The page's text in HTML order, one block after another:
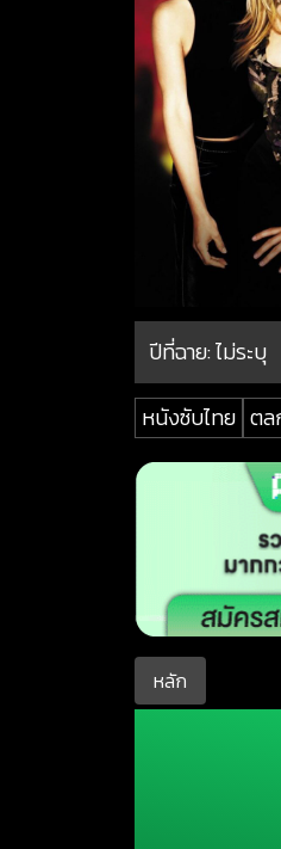
ปีที่ฉาย:ไม่ระบุ
หนังซับไทย ต
หลัก